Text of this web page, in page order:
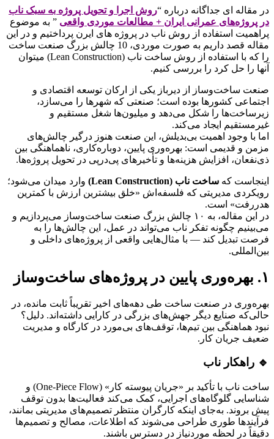
در مقاله ای جداگانه درباره “روش اجرا و تحویل پروژه به سبک ناب
در پروژه‌های عمرانی ایران + مطالعات موردی واقعی ” به موضوع
پراهمیت استفاده از روش ناب در پروژه های ایرن پرداختیم و در این
مقاله قصد داریم به صورت موردی، 10 چالش بزرگ صنعت ساخت
را که با استفاده از روش ساخت ناب (Lean Construction) میتوان
آنها را حل کرد را بررسی کنیم.
صنعت ساخت‌وساز از دیرباز یکی از ارکان توسعه اقتصادی و
اجتماعی کشورها بوده است؛ صنعتی که شهرها را می‌سازد،
زیرساخت‌ها را شکل می‌دهد و میلیون‌ها شغل مستقیم و
غیرمستقیم ایجاد می‌کند.
اما با وجود اهمیت بی‌بدیلش، این صنعت هنوز درگیر چالش‌های
مزمن و قدیمی است: بهره‌وری پایین، دوباره‌کاری، ناهماهنگی بین
ذی‌نفعان، افزایش هزینه‌ها و تأخیرهای پی‌درپی در تحویل پروژه‌ها.
اینجاست که ساخت ناب (Lean Construction)
وارد میدان می‌شود؛
رویکردی مدیریتی که فلسفه‌اش «خلق بیشترین ارزش با کمترین
هدررفت» است.
در این مقاله، به ۱۰ چالش بزرگ صنعت ساخت‌وساز می‌پردازیم و
می‌بینیم چگونه تفکر ناب می‌تواند در عمل، این چالش‌ها را به
فرصت تبدیل کند — با مثال‌هایی واقعی از پروژه‌های داخلی و
بین‌المللی.
۱. بهره‌وری پایین در پروژه‌های ساخت‌وساز
بهره‌وری در صنعت ساخت طی دهه‌های اخیر تقریباً ثابت مانده، در
حالی‌که صنایع دیگر جهش‌های بزرگی در کارایی داشته‌اند. دلیل؟
نبود هماهنگی بین تیم‌ها، توقف‌های بی‌مورد در کارگاه و مدیریت
ضعیف جریان کار.
🔹 راهکار ناب
ساخت ناب با تأکید بر «جریان پیوسته کار» (One-Piece Flow) و
شناسایی گلوگاه‌های اجرایی، کمک می‌کند فعالیت‌ها بدون توقف
پیش بروند. به‌جای اینکه کارگران منتظر تصمیم‌های مدیریتی بمانند،
فرآیندها طوری طراحی می‌شوند که اطلاعات، مصالح و تصمیم‌ها
دقیقاً در لحظه موردنیاز در دسترس باشند.